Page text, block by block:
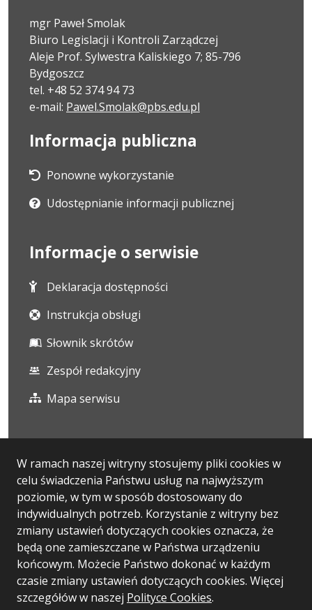
W ramach naszej witryny stosujemy pliki cookies w
celu świadczenia Państwu usług na najwyższym
poziomie, w tym w sposób dostosowany do
indywidualnych potrzeb. Korzystanie z witryny bez
zmiany ustawień dotyczących cookies oznacza, że
będą one zamieszczane w Państwa urządzeniu
końcowym. Możecie Państwo dokonać w każdym
czasie zmiany ustawień dotyczących cookies. Więcej
szczegółów w naszej Polityce Cookies.
mgr Paweł Smolak
Biuro Legislacji i Kontroli Zarządczej
Aleje Prof. Sylwestra Kaliskiego 7; 85-796
Bydgoszcz
tel. +48 52 374 94 73
e-mail: Pawel.Smolak@pbs.edu.pl
Informacja publiczna
Ponowne wykorzystanie
Udostępnianie informacji publicznej
Informacje o serwisie
Deklaracja dostępności
Instrukcja obsługi
Słownik skrótów
Zespół redakcyjny
Mapa serwisu
Statystyki oglądalności
Ostatnio dodane
Polityka prywatności
Wersja systemu: 5.7.0